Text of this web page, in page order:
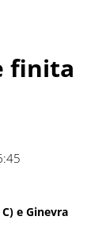
finita
e Ginevra